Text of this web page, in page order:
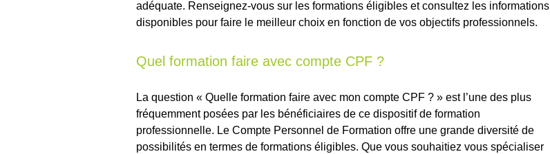
adéquate. Renseignez-vous sur les formations éligibles et consultez les informations
disponibles pour faire le meilleur choix en fonction de vos objectifs professionnels.
Quel formation faire avec compte CPF ?
La question « Quelle formation faire avec mon compte CPF ? » est l’une des plus
fréquemment posées par les bénéficiaires de ce dispositif de formation
professionnelle. Le Compte Personnel de Formation offre une grande diversité de
possibilités en termes de formations éligibles. Que vous souhaitiez vous spécialiser